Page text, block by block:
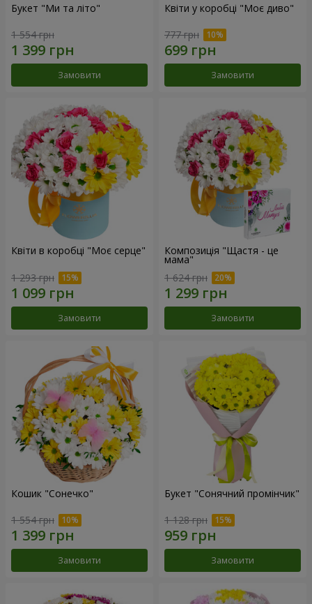
Букет "Ми та літо"
1 554 грн
Замовити
Квіти у коробці "Моє диво"
777 грн
Замовити
Квіти в коробці "Моє серце"
1 293 грн
Замовити
Композиція "Щастя - це
мама"
1 624 грн
Замовити
Кошик "Сонечко"
1 554 грн
Замовити
Букет "Сонячний промінчик"
1 128 грн
Замовити